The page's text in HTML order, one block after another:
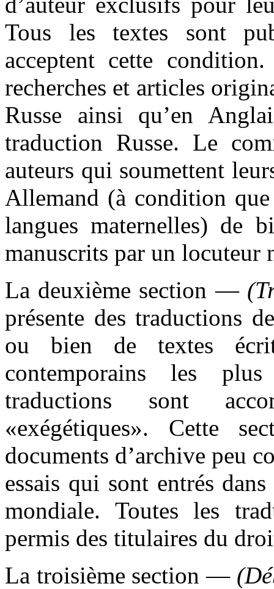
Tous les textes sont
acceptent cette
recherches et articles
Russe ainsi qu’en
traduction Russe. Le
auteurs qui soumettent
Allemand (à condition
langues maternelles) de
manuscrits par un locuteur
La deuxième section —
présente des traductions
ou bien de textes
contemporains les
traductions sont
«exégétiques». Cette
documents d’archive peu
essais qui sont entrés
mondiale. Toutes les
permis des titulaires du
La troisième section —